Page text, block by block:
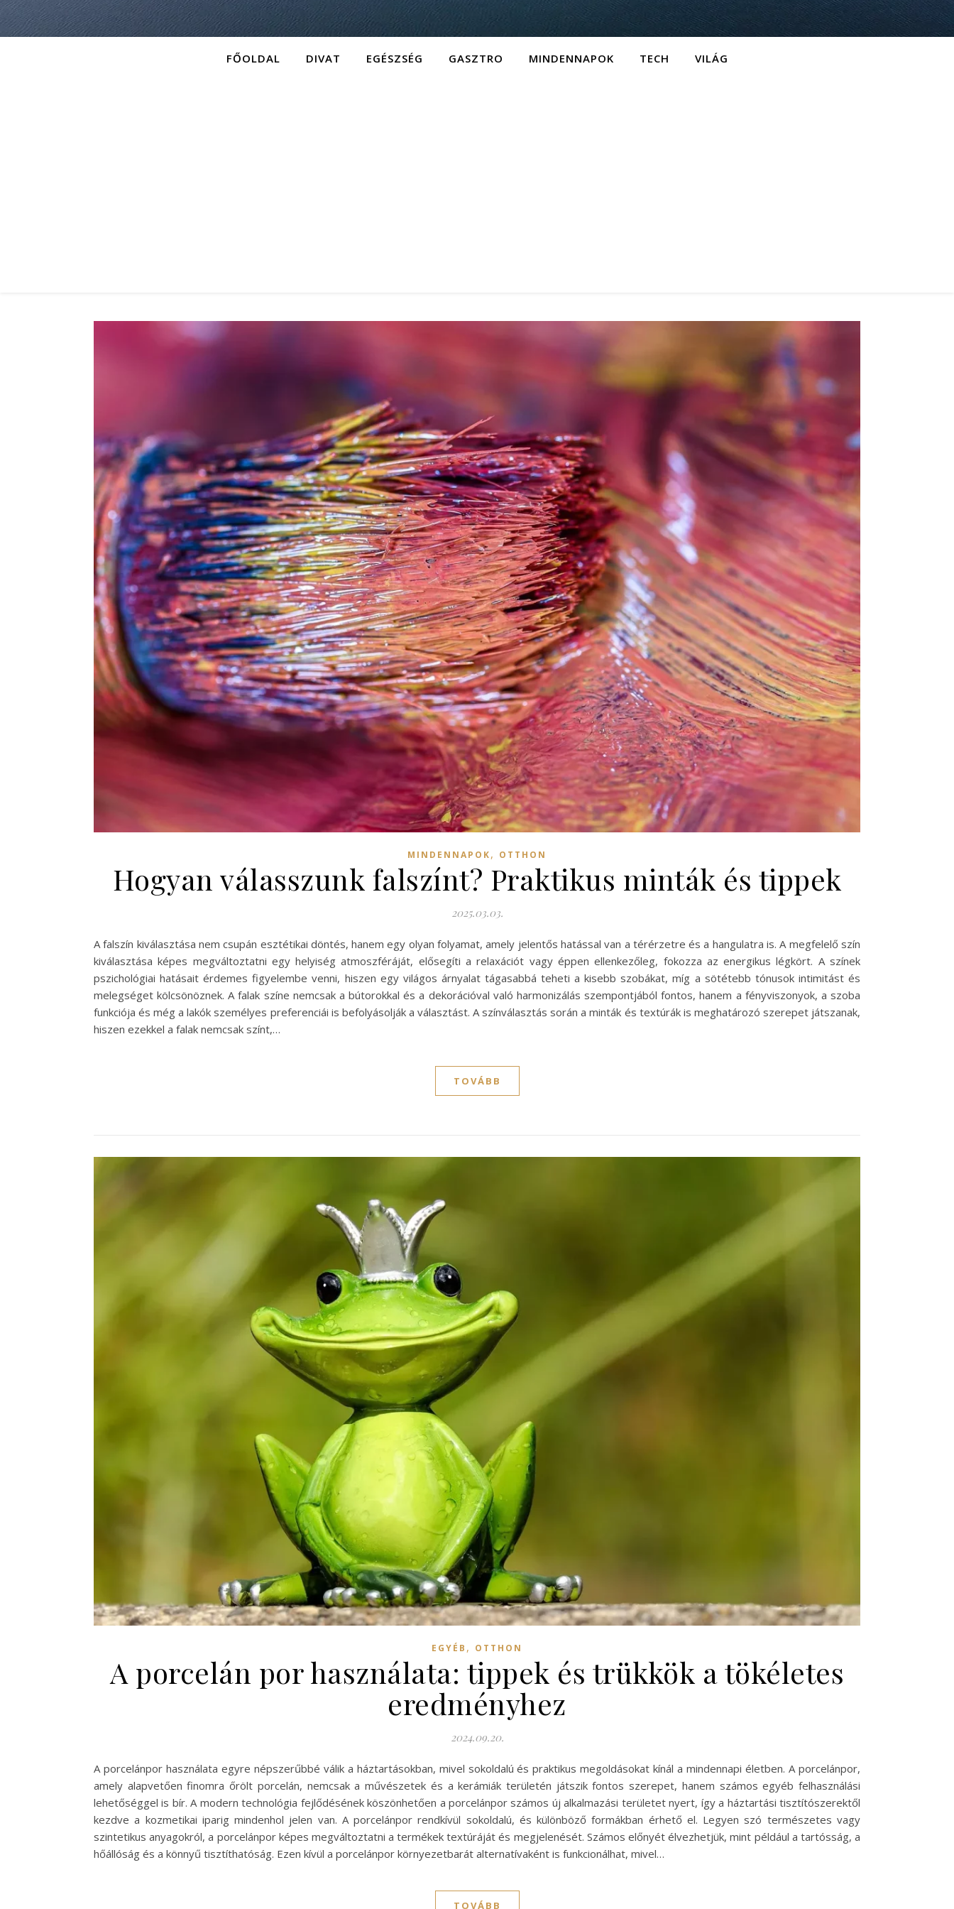
FŐOLDAL DIVAT EGÉSZSÉG GASZTRO MINDENNAPOK TECH VILÁG
MINDENNAPOK, OTTHON
Hogyan válasszunk falszínt? Praktikus minták és tippek
2025.03.03.
A falszín kiválasztása nem csupán esztétikai döntés, hanem egy olyan folyamat, amely jelentős hatással van a térérzetre és a hangulatra is. A megfelelő szín
kiválasztása képes megváltoztatni egy helyiség atmoszféráját, elősegíti a relaxációt vagy éppen ellenkezőleg, fokozza az energikus légkört. A színek
pszichológiai hatásait érdemes figyelembe venni, hiszen egy világos árnyalat tágasabbá teheti a kisebb szobákat, míg a sötétebb tónusok intimitást és
melegséget kölcsönöznek. A falak színe nemcsak a bútorokkal és a dekorációval való harmonizálás szempontjából fontos, hanem a fényviszonyok, a szoba
funkciója és még a lakók személyes preferenciái is befolyásolják a választást. A színválasztás során a minták és textúrák is meghatározó szerepet játszanak,
hiszen ezekkel a falak nemcsak színt,…
TOVÁBB
EGYÉB , OTTHON
A porcelán por használata: tippek és trükkök a tökéletes
eredményhez
2024.09.20.
A porcelánpor használata egyre népszerűbbé válik a háztartásokban, mivel sokoldalú és praktikus megoldásokat kínál a mindennapi életben. A porcelánpor,
amely alapvetően finomra őrölt porcelán, nemcsak a művészetek és a kerámiák területén játszik fontos szerepet, hanem számos egyéb felhasználási
lehetőséggel is bír. A modern technológia fejlődésének köszönhetően a porcelánpor számos új alkalmazási területet nyert, így a háztartási tisztítószerektől
kezdve a kozmetikai iparig mindenhol jelen van. A porcelánpor rendkívül sokoldalú, és különböző formákban érhető el. Legyen szó természetes vagy
szintetikus anyagokról, a porcelánpor képes megváltoztatni a termékek textúráját és megjelenését. Számos előnyét élvezhetjük, mint például a tartósság, a
hőállóság és a könnyű tisztíthatóság. Ezen kívül a porcelánpor környezetbarát alternatívaként is funkcionálhat, mivel…
TOVÁBB